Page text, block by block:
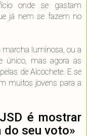
onde se gastam
já nem se fazem no
marcha luminosa, ou a
único, mas agora as
de Alcochete. E se
muitos jovens para a
é mostrar
do seu voto»